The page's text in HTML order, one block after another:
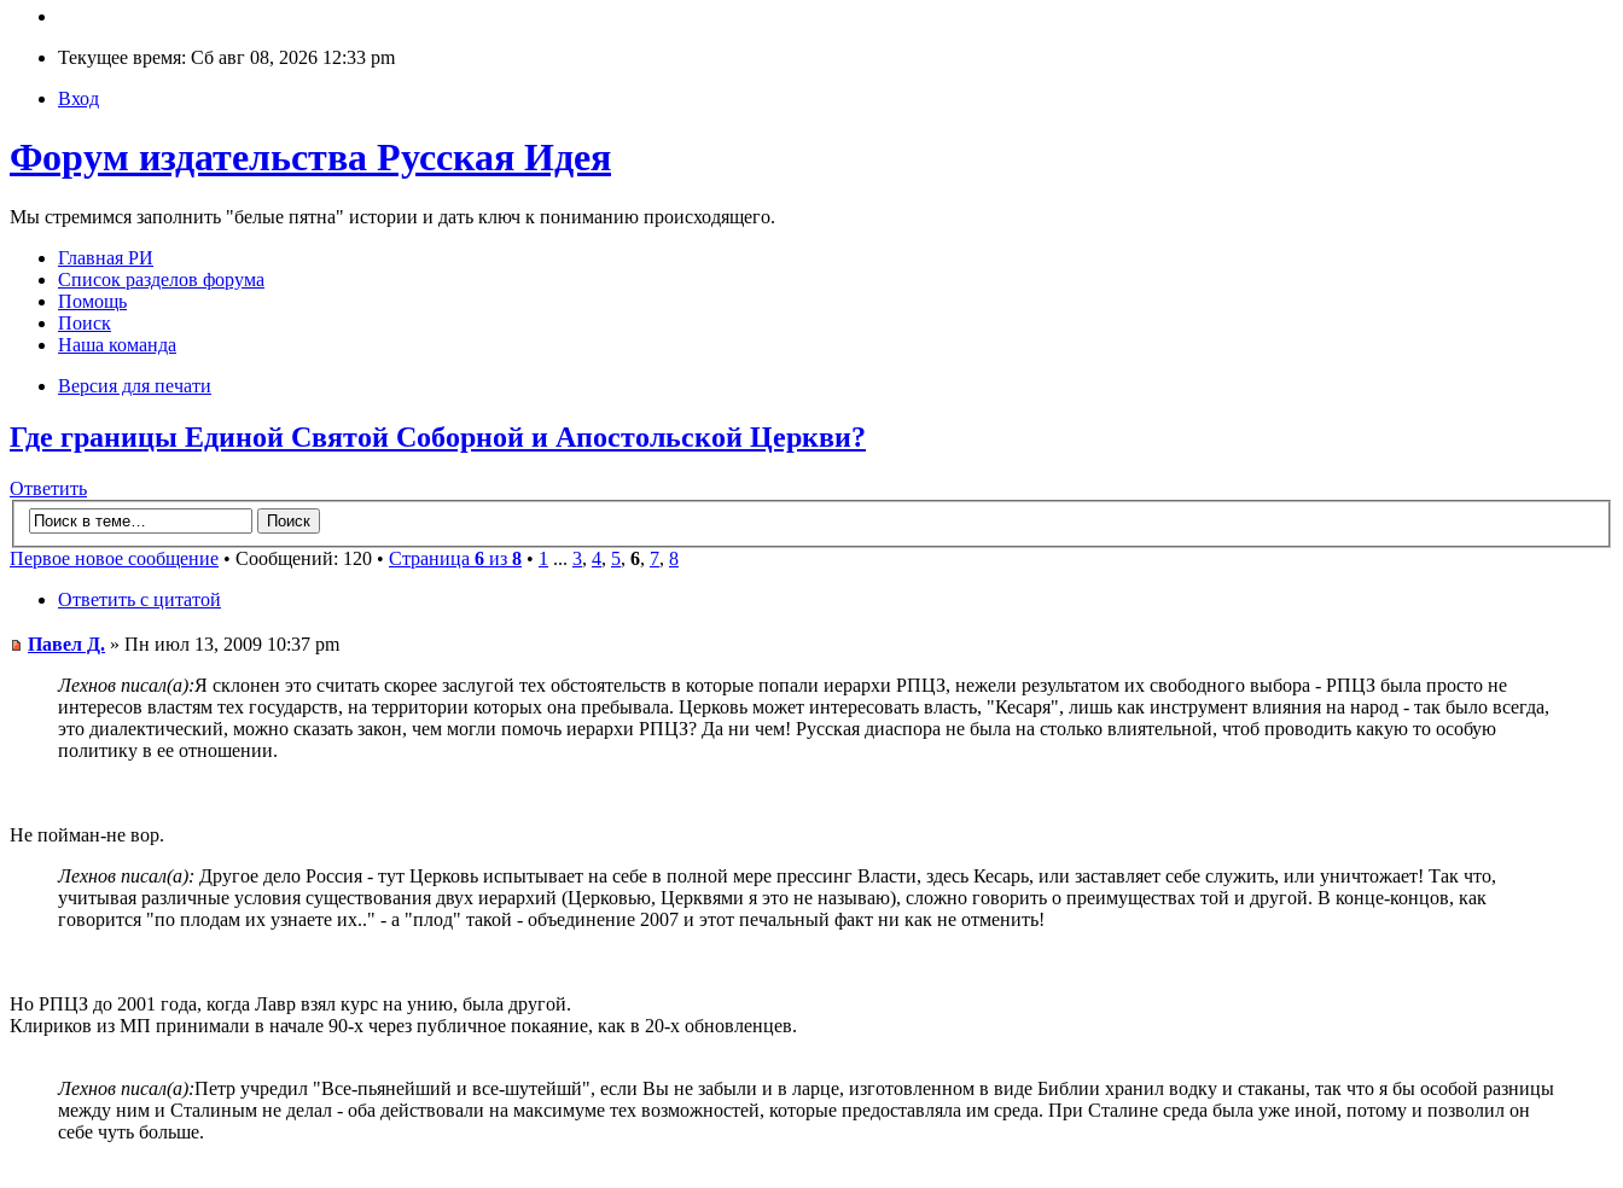
Текущее время: Сб авг 08, 2026 12:33 pm
Вход
Форум издательства Русская Идея
Мы стремимся заполнить "белые пятна" истории и дать ключ к пониманию происходящего.
Главная РИ
Список разделов форума
Помощь
Поиск
Наша команда
Версия для печати
Где границы Единой Святой Соборной и Апостольской Церкви?
Ответить
Первое новое сообщение • Сообщений: 120 • Страница 6 из 8 • 1 ... 3, 4, 5, 6, 7, 8
Ответить с цитатой
Павел Д. » Пн июл 13, 2009 10:37 pm
Лехнов писал(а):Я склонен это считать скорее заслугой тех обстоятельств в которые попали иерархи РПЦЗ, нежели результатом их свободного выбора - РПЦЗ была просто не
интересов властям тех государств, на территории которых она пребывала. Церковь может интересовать власть, "Кесаря", лишь как инструмент влияния на народ - так было всегда,
это диалектический, можно сказать закон, чем могли помочь иерархи РПЦЗ? Да ни чем! Русская диаспора не была на столько влиятельной, чтоб проводить какую то особую
политику в ее отношении.
Не пойман-не вор.
Лехнов писал(а): Другое дело Россия - тут Церковь испытывает на себе в полной мере прессинг Власти, здесь Кесарь, или заставляет себе служить, или уничтожает! Так что,
учитывая различные условия существования двух иерархий (Церковью, Церквями я это не называю), сложно говорить о преимуществах той и другой. В конце-концов, как
говорится "по плодам их узнаете их.." - а "плод" такой - объединение 2007 и этот печальный факт ни как не отменить!
Но РПЦЗ до 2001 года, когда Лавр взял курс на унию, была другой.
Клириков из МП принимали в начале 90-х через публичное покаяние, как в 20-х обновленцев.
Лехнов писал(а):Петр учредил "Все-пьянейший и все-шутейшй", если Вы не забыли и в ларце, изготовленном в виде Библии хранил водку и стаканы, так что я бы особой разницы
между ним и Сталиным не делал - оба действовали на максимуме тех возможностей, которые предоставляла им среда. При Сталине среда была уже иной, потому и позволил он
себе чуть больше.